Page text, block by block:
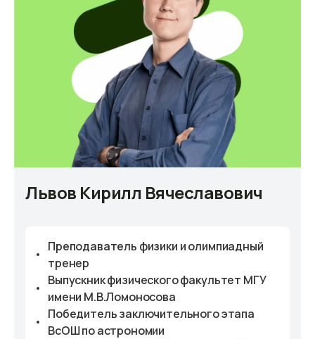
Львов Кирилл Вячеславович
Преподаватель физики и олимпиадный
тренер
Выпускник физического факультет МГУ
имени М.В.Ломоносова
Победитель заключительного этапа
ВсОШ по астрономии